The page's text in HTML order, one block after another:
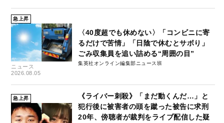
急上昇
ニュース
2026.08.05
〈40度超でも休めない〉「コンビニに寄
るだけで苦情」「日陰で休むとサボり」
ごみ収集員を追い詰める“周囲の目”
集英社オンライン編集部ニュース班
急上昇
《ライバー刺殺》「まだ動くんだ…」と
犯行後に被害者の頭を蹴った被告に求刑
20年、傍聴者が裁判をライブ配信した疑